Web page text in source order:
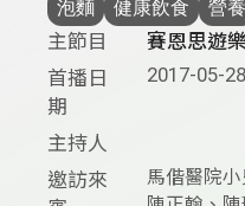
泡麵 健康飲食 營養
主節目
賽恩思遊
首播日
期
2017-05-28
主持人
邀訪來
馬偕醫院